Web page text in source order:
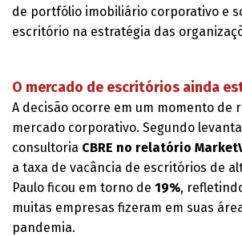
de portfólio imobiliário corporativo e
escritório na estratégia das
O mercado de escritórios ainda
A decisão ocorre em um momento de
mercado corporativo. Segundo
consultoria CBRE no relatório
a taxa de vacância de escritórios de
Paulo ficou em torno de 19%,
muitas empresas fizeram em suas
pandemia.